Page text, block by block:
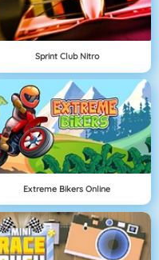
Sprint Club Nitro
Extreme Bikers Online